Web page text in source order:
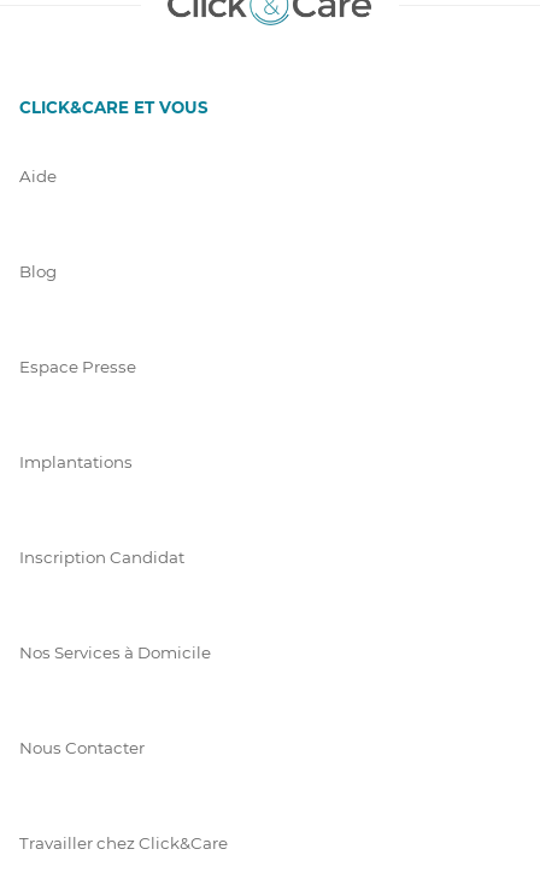
CLICK&CARE ET VOUS
Aide
Blog
Espace Presse
Implantations
Inscription Candidat
Nos Services à Domicile
Nous Contacter
Travailler chez Click&Care